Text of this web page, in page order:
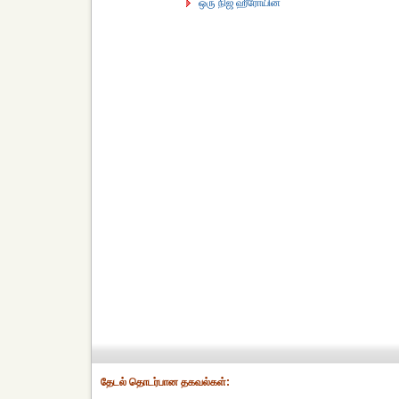
ஒரு நிஜ ஹீரோயின்
தேட‌ல் தொட‌ர்பான தகவ‌ல்க‌ள்: